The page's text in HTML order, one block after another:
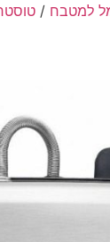
למטבח /